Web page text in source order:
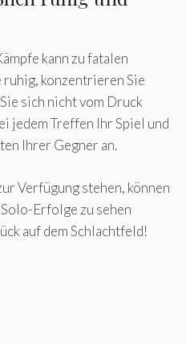
kann zu fatalen
ruhig, konzentrieren Sie
sich nicht vom Druck
jedem Treffen Ihr Spiel und
Ihrer Gegner an.
Verfügung stehen, können
Erfolge zu sehen
auf dem Schlachtfeld!